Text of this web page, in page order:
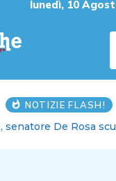
lunedì, 10
NOTIZIE FLASH!
senatore De Rosa